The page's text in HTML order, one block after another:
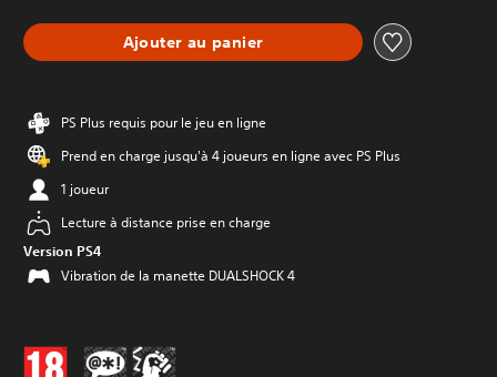
Ajouter au panier
PS Plus requis pour le jeu en ligne
Prend en charge jusqu'à 4 joueurs en ligne avec PS Plus
1 joueur
Lecture à distance prise en charge
Version PS4
Vibration de la manette DUALSHOCK 4